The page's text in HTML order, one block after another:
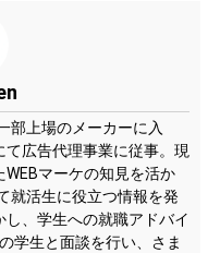
部上場のメーカーに入
広告代理事業に従事。現
マーケの知見を活か
就活生に役立つ情報を発
、学生への就職アドバイ
学生と面談を行い、さま